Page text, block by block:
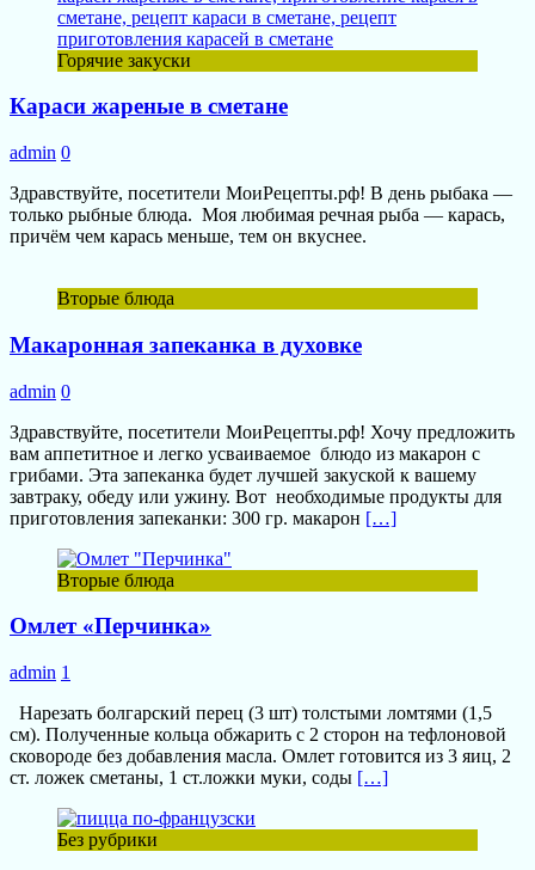
Горячие закуски
Караси жареные в сметане
admin 0
Здравствуйте, посетители МоиРецепты.рф! В день рыбака —
только рыбные блюда. Моя любимая речная рыба — карась,
причём чем карась меньше, тем он вкуснее.
Вторые блюда
Макаронная запеканка в духовке
admin 0
Здравствуйте, посетители МоиРецепты.рф! Хочу предложить
вам аппетитное и легко усваиваемое блюдо из макарон с
грибами. Эта запеканка будет лучшей закуской к вашему
завтраку, обеду или ужину. Вот необходимые продукты для
приготовления запеканки: 300 гр. макарон […]
Вторые блюда
Омлет «Перчинка»
admin 1
Нарезать болгарский перец (3 шт) толстыми ломтями (1,5
см). Полученные кольца обжарить с 2 сторон на тефлоновой
сковороде без добавления масла. Омлет готовится из 3 яиц, 2
ст. ложек сметаны, 1 ст.ложки муки, соды […]
Без рубрики